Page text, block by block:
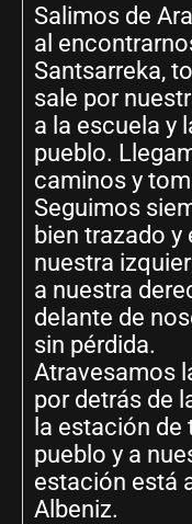
Salimos de
al
Santsarreka,
sale por
a la escuela y
pueblo.
caminos y
Seguimos
bien trazado y
nuestra
a nuestra
delante de
sin pérdida.
Atravesamos
por detrás de
la estación de
pueblo y a
estación está
Albeniz.